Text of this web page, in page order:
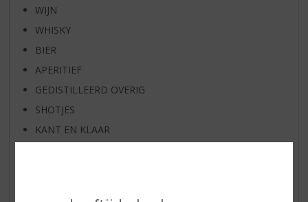
WIJN
WHISKY
BIER
APERITIEF
GEDISTILLEERD OVERIG
SHOTJES
KANT EN KLAAR